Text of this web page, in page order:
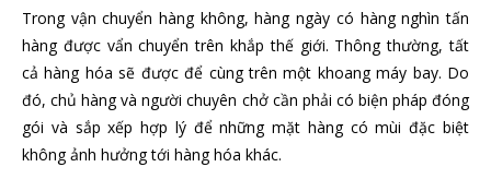
Trong vận chuyển hàng không, hàng ngày có hàng nghìn tấn
hàng được vẩn chuyển trên khắp thế giới. Thông thường, tất
cả hàng hóa sẽ được để cùng trên một khoang máy bay. Do
đó, chủ hàng và người chuyên chở cần phải có biện pháp đóng
gói và sắp xếp hợp lý để những mặt hàng có mùi đặc biệt
không ảnh hưởng tới hàng hóa khác.